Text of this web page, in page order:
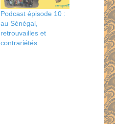
Podcast épisode 10 :
au Sénégal,
retrouvailles et
contrariétés